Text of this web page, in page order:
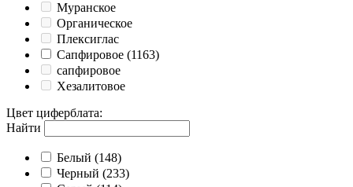
Муранское
Органическое
Плексиглас
Сапфировое (1163)
сапфировое
Хезалитовое
Цвет циферблата:
Найти
Белый (148)
Черный (233)